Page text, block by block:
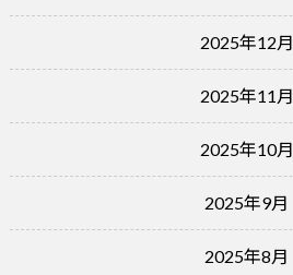
2025年12月
2025年11月
2025年10月
2025年9月
2025年8月